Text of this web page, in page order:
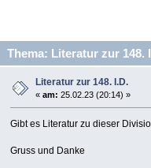
Thema: Literatur zur 148.
Literatur zur 148. I.D.
« am: 25.02.23 (20:14) »
Gibt es Literatur zu dieser
Gruss und Danke